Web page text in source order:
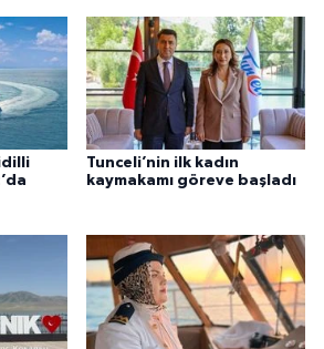
Tunceli’nin ilk kadın
kaymakamı göreve başladı